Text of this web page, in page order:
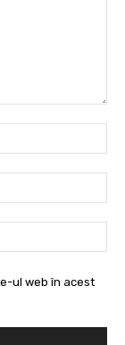
ul web în acest